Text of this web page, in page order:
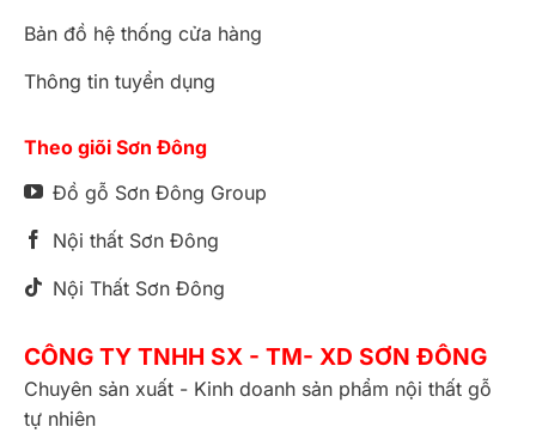
Bản đồ hệ thống cửa hàng
Thông tin tuyển dụng
Theo giõi Sơn Đông
Đồ gỗ Sơn Đông Group
Nội thất Sơn Đông
Nội Thất Sơn Đông
CÔNG TY TNHH SX - TM- XD SƠN ĐÔNG
Chuyên sản xuất - Kinh doanh sản phẩm nội thất gỗ
tự nhiên